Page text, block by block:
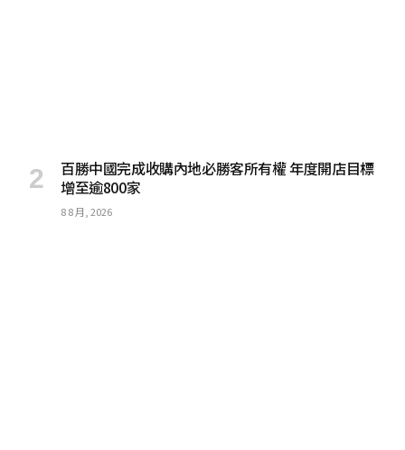
百勝中國完成收購內地必勝客所有權 年度開店目標
增至逾800家
8 8 月, 2026